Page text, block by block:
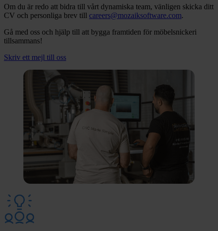
Om du är redo att bidra till vårt dynamiska team, vänligen skicka ditt
CV och personliga brev till careers@mozaiksoftware.com.
Gå med oss och hjälp till att bygga framtiden för möbelsnickeri
tillsammans!
Skriv ett mejl till oss